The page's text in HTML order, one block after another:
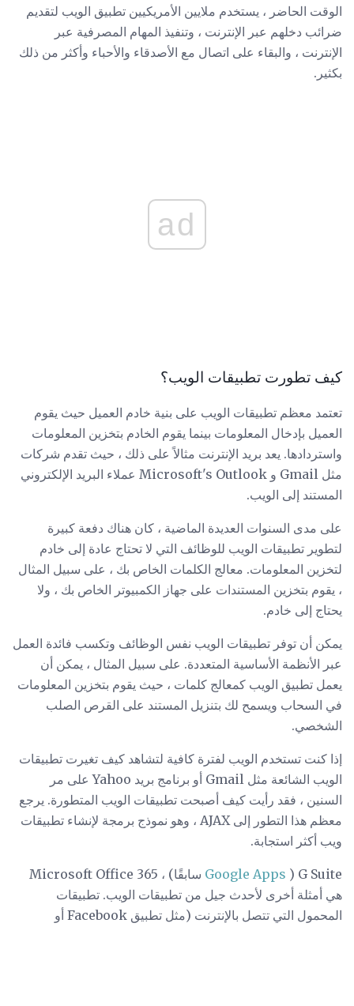
الوقت الحاضر ، يستخدم ملايين الأمريكيين تطبيق الويب لتقديم
ضرائب دخلهم عبر الإنترنت ، وتنفيذ المهام المصرفية عبر
الإنترنت ، والبقاء على اتصال مع الأصدقاء والأحباء وأكثر من ذلك
بكثير.
ad
كيف تطورت تطبيقات الويب؟
تعتمد معظم تطبيقات الويب على بنية خادم العميل حيث يقوم
العميل بإدخال المعلومات بينما يقوم الخادم بتخزين المعلومات
واستردادها. يعد بريد الإنترنت مثالاً على ذلك ، حيث تقدم شركات
مثل Gmail و Microsoft's Outlook عملاء البريد الإلكتروني
المستند إلى الويب.
على مدى السنوات العديدة الماضية ، كان هناك دفعة كبيرة
لتطوير تطبيقات الويب للوظائف التي لا تحتاج عادة إلى خادم
لتخزين المعلومات. معالج الكلمات الخاص بك ، على سبيل المثال
، يقوم بتخزين المستندات على جهاز الكمبيوتر الخاص بك ، ولا
يحتاج إلى خادم.
يمكن أن توفر تطبيقات الويب نفس الوظائف وتكسب فائدة العمل
عبر الأنظمة الأساسية المتعددة. على سبيل المثال ، يمكن أن
يعمل تطبيق الويب كمعالج كلمات ، حيث يقوم بتخزين المعلومات
في السحاب ويسمح لك بتنزيل المستند على القرص الصلب
الشخصي.
إذا كنت تستخدم الويب لفترة كافية لتشاهد كيف تغيرت تطبيقات
الويب الشائعة مثل Gmail أو برنامج بريد Yahoo على مر
السنين ، فقد رأيت كيف أصبحت تطبيقات الويب المتطورة. يرجع
معظم هذا التطور إلى AJAX ، وهو نموذج برمجة لإنشاء تطبيقات
ويب أكثر استجابة.
G Suite (
Google Apps
سابقًا) ، Microsoft Office 365
هي أمثلة أخرى لأحدث جيل من تطبيقات الويب. تطبيقات
المحمول التي تتصل بالإنترنت (مثل تطبيق Facebook أو